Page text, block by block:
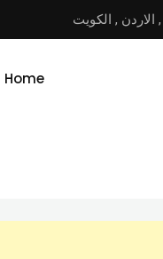
, الاردن , الكويت
Home